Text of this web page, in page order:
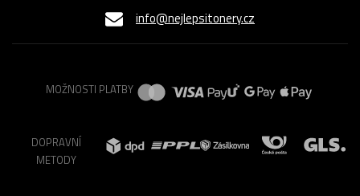
info@nejlepsitonery.cz
MOŽNOSTI PLATBY
DOPRAVNÍ
METODY